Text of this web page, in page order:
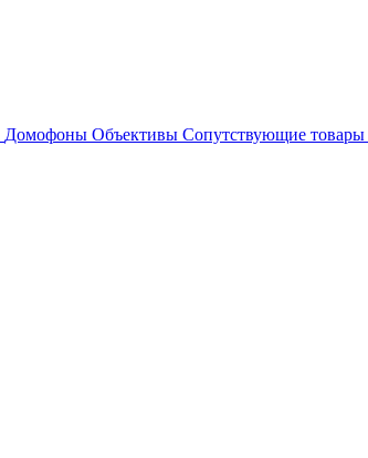
Домофоны Объективы Сопутствующие товары